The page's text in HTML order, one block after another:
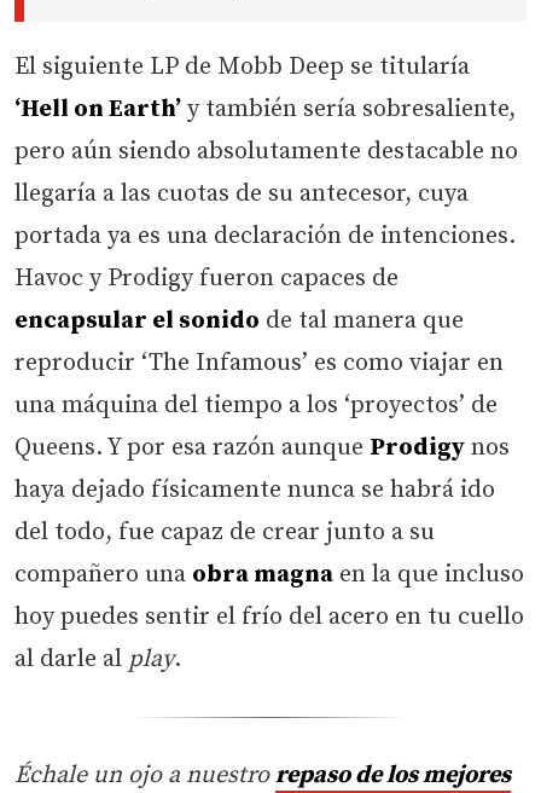
El siguiente LP de Mobb Deep se titularía
‘Hell on Earth’ y también sería sobresaliente,
pero aún siendo absolutamente destacable no
llegaría a las cuotas de su antecesor, cuya
portada ya es una declaración de intenciones.
Havoc y Prodigy fueron capaces de
encapsular el sonido de tal manera que
reproducir ‘The Infamous’ es como viajar en
una máquina del tiempo a los ‘proyectos’ de
Queens. Y por esa razón aunque Prodigy nos
haya dejado físicamente nunca se habrá ido
del todo, fue capaz de crear junto a su
compañero una obra magna en la que incluso
hoy puedes sentir el frío del acero en tu cuello
al darle al play.
Échale un ojo a nuestrorepaso de los mejores